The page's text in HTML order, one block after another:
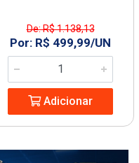
De: R$ 1.138,13
Por: R$ 499,99/UN
Adicionar